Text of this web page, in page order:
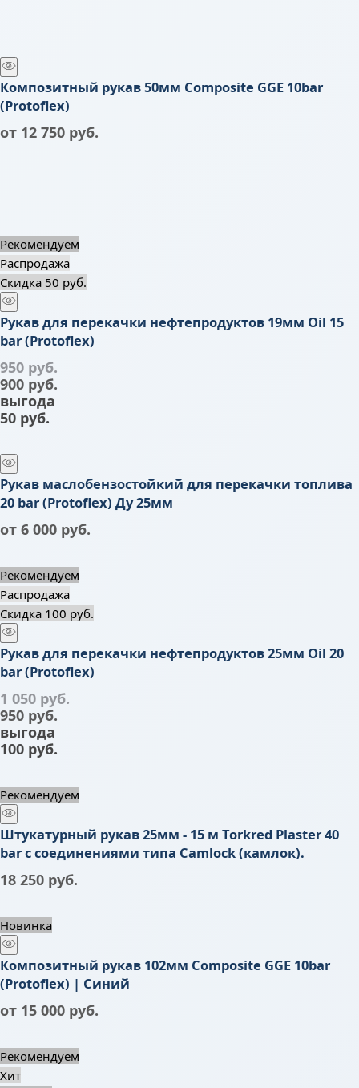
Композитный рукав 50мм Composite GGE 10bar
(Protoflex)
от 12 750 руб.
Рекомендуем
Распродажа
Скидка 50 руб.
Рукав для перекачки нефтепродуктов 19мм Oil 15
bar (Protoflex)
950 руб.
900 руб.
выгода
50 руб.
Рукав маслобензостойкий для перекачки топлива
20 bar (Protoflex) Ду 25мм
от 6 000 руб.
Рекомендуем
Распродажа
Скидка 100 руб.
Рукав для перекачки нефтепродуктов 25мм Oil 20
bar (Protoflex)
1 050 руб.
950 руб.
выгода
100 руб.
Рекомендуем
Штукатурный рукав 25мм - 15 м Torkred Plaster 40
bar с соединениями типа Camlock (камлок).
18 250 руб.
Новинка
Композитный рукав 102мм Composite GGE 10bar
(Protoflex) | Синий
от 15 000 руб.
Рекомендуем
Хит